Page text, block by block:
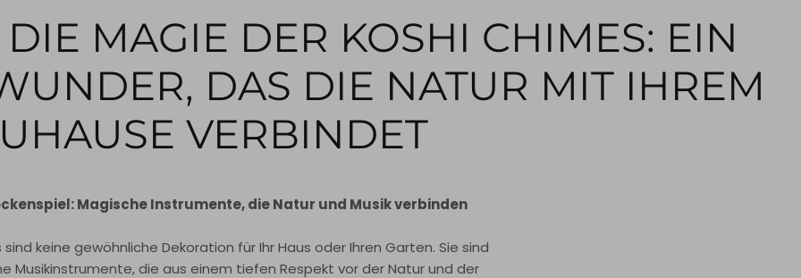
MAGIE DER KOSHI CHIMES: EIN
DAS DIE NATUR MIT IHREM
VERBINDET
Magische Instrumente, die Natur und Musik verbinden
sind keine gewöhnliche Dekoration für Ihr Haus oder Ihren Garten. Sie sind
Musikinstrumente, die aus einem tiefen Respekt vor der Natur und der